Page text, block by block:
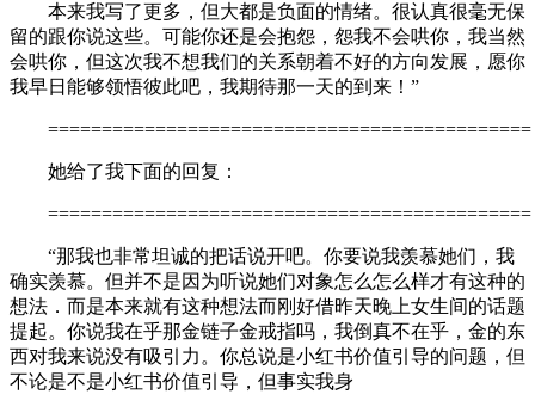
本来我写了更多，但大都是负面的情绪。很认真很毫无保
留的跟你说这些。可能你还是会抱怨，怨我不会哄你，我当然
会哄你，但这次我不想我们的关系朝着不好的方向发展，愿你
我早日能够领悟彼此吧，我期待那一天的到来！”
=============================================
她给了我下面的回复：
=============================================
“那我也非常坦诚的把话说开吧。你要说我羡慕她们，我
确实羡慕。但并不是因为听说她们对象怎么怎么样才有这种的
想法．而是本来就有这种想法而刚好借昨天晚上女生间的话题
提起。你说我在乎那金链子金戒指吗，我倒真不在乎，金的东
西对我来说没有吸引力。你总说是小红书价值引导的问题，但
不论是不是小红书价值引导，但事实我身